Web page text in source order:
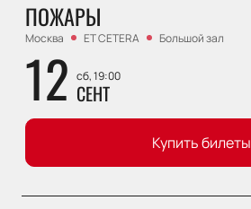
ПОЖАРЫ
Москва ET CETERA Большой зал
12 сб, 19:00
СЕНТ
Купить билеты